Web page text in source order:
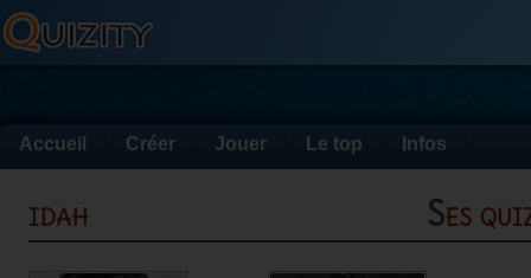
Accueil Créer Jouer Le top Infos
idah Ses